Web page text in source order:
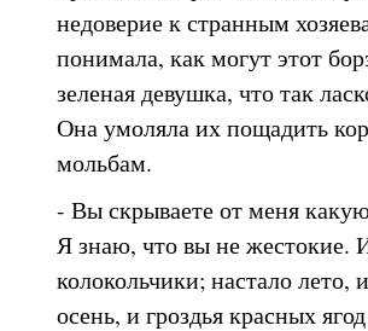
недоверие к странным
понимала, как могут этот
зеленая девушка, что так
Она умоляла их пощадить
мольбам.
- Вы скрываете от меня
Я знаю, что вы не жестокие.
колокольчики; настало лето,
осень, и гроздья красных